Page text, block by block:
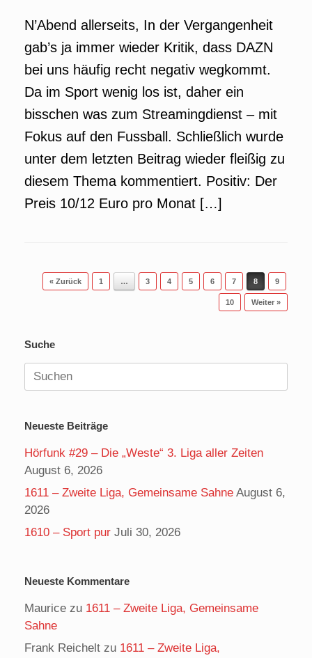
N’Abend allerseits, In der Vergangenheit
gab’s ja immer wieder Kritik, dass DAZN
bei uns häufig recht negativ wegkommt.
Da im Sport wenig los ist, daher ein
bisschen was zum Streamingdienst – mit
Fokus auf den Fussball. Schließlich wurde
unter dem letzten Beitrag wieder fleißig zu
diesem Thema kommentiert. Positiv: Der
Preis 10/12 Euro pro Monat […]
Beitragsnavigation
« Zurück 1 … 3 4 5 6 7 8 9
10 Weiter »
Suche
Suchen
nach:
Neueste Beiträge
Hörfunk #29 – Die „Weste“ 3. Liga aller Zeiten
August 6, 2026
1611 – Zweite Liga, Gemeinsame Sahne August 6,
2026
1610 – Sport pur Juli 30, 2026
Neueste Kommentare
Maurice zu 1611 – Zweite Liga, Gemeinsame
Sahne
Frank Reichelt zu 1611 – Zweite Liga,